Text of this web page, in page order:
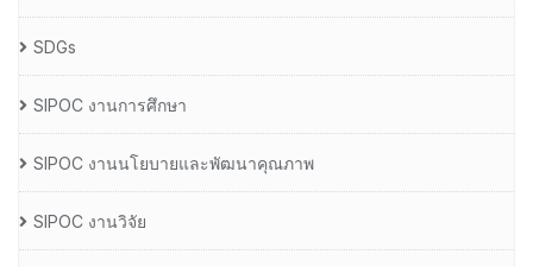
SDGs
SIPOC งานการศึกษา
SIPOC งานนโยบายและพัฒนาคุณภาพ
SIPOC งานวิจัย